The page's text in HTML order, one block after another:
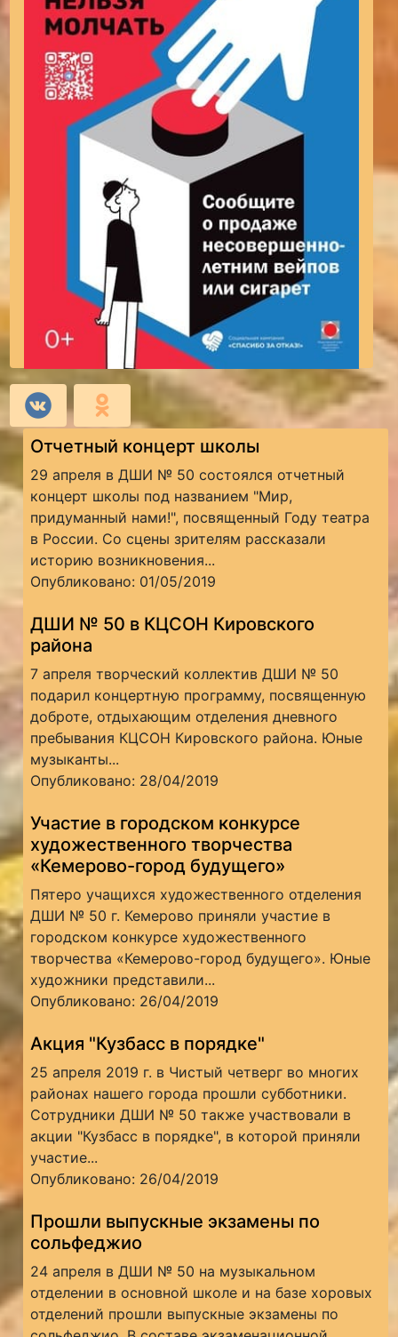
Отчетный концерт школы
29 апреля в ДШИ № 50 состоялся отчетный
концерт школы под названием "Мир,
придуманный нами!", посвященный Году театра
в России. Со сцены зрителям рассказали
историю возникновения...
Опубликовано: 01/05/2019
ДШИ № 50 в КЦСОН Кировского
района
7 апреля творческий коллектив ДШИ № 50
подарил концертную программу, посвященную
доброте, отдыхающим отделения дневного
пребывания КЦСОН Кировского района. Юные
музыканты...
Опубликовано: 28/04/2019
Участие в городском конкурсе
художественного творчества
«Кемерово-город будущего»
Пятеро учащихся художественного отделения
ДШИ № 50 г. Кемерово приняли участие в
городском конкурсе художественного
творчества «Кемерово-город будущего». Юные
художники представили...
Опубликовано: 26/04/2019
Акция "Кузбасс в порядке"
25 апреля 2019 г. в Чистый четверг во многих
районах нашего города прошли субботники.
Сотрудники ДШИ № 50 также участвовали в
акции "Кузбасс в порядке", в которой приняли
участие...
Опубликовано: 26/04/2019
Прошли выпускные экзамены по
сольфеджио
24 апреля в ДШИ № 50 на музыкальном
отделении в основной школе и на базе хоровых
отделений прошли выпускные экзамены по